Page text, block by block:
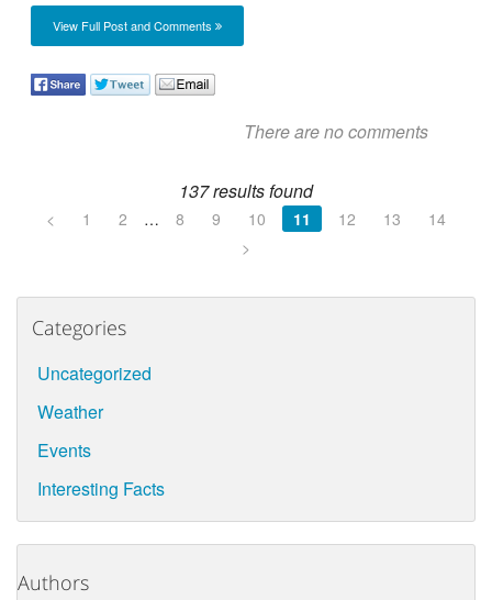
View Full Post and Comments
There are no comments
137 results found
< 1 2 … 8 9 10 11 12 13
14
>
Categories
Uncategorized
Weather
Events
Interesting Facts
Authors